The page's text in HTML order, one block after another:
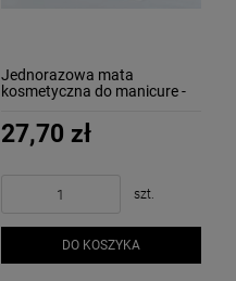
Jednorazowa mata
kosmetyczna do manicure -
27,70 zł
szt.
DO KOSZYKA